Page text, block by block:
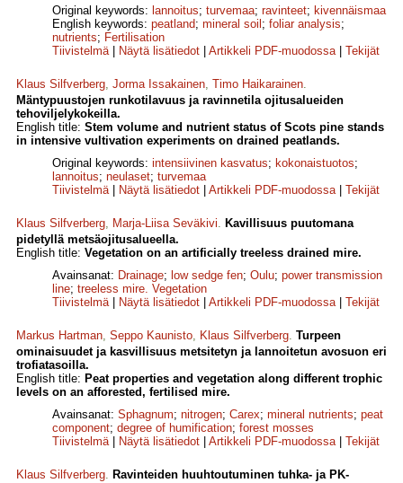
Original keywords: lannoitus; turvemaa; ravinteet; kivennäismaa
English keywords: peatland; mineral soil ; foliar analysis;
nutrients; Fertilisation
Tiivistelmä| Näytä lisätiedot Artikkeli PDF-muodossa| Tekijät
Klaus Silfverberg, Jorma Issakainen, Timo Haikarainen.
Mäntypuustojen runkotilavuus ja ravinnetila ojitusalueiden
tehoviljelykokeilla.
English title: Stem volume and nutrient status of Scots pine stands
in intensive vultivation experiments on drained peatlands.
Original keywords: intensiivinen kasvatus; kokonaistuotos;
lannoitus; neulaset; turvemaa
Tiivistelmä| Näytä lisätiedot Artikkeli PDF-muodossa| Tekijät
Klaus Silfverberg, Marja-Liisa Seväkivi. Kavillisuus puutomana
pidetyllä metsäojitusalueella.
English title: Vegetation on an artificially treeless drained mire.
Avainsanat: Drainage; low sedge fen; Oulu; power transmission
line; treeless mire. Vegetation
Tiivistelmä| Näytä lisätiedot Artikkeli PDF-muodossa| Tekijät
Markus Hartman, Seppo Kaunisto, Klaus Silfverberg. Turpeen
ominaisuudet ja kasvillisuus metsitetyn ja lannoitetun avosuon eri
trofiatasoilla.
English title: Peat properties and vegetation along different trophic
levels on an afforested, fertilised mire.
Avainsanat: Sphagnum; nitrogen; Carex; mineral nutrients; peat
component; degree of humification; forest mosses
Tiivistelmä| Näytä lisätiedot Artikkeli PDF-muodossa| Tekijät
Klaus Silfverberg. Ravinteiden huuhtoutuminen tuhka- ja PK-